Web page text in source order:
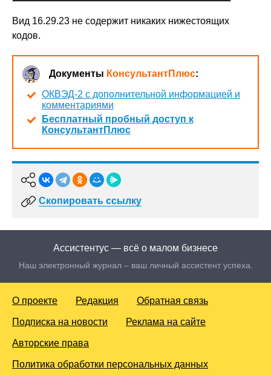
Вид 16.29.23 не содержит никаких нижестоящих
кодов.
Документы КонсультантПлюс:
ОКВЭД-2 с дополнительной информацией и
комментариями
Бесплатный пробный доступ к
КонсультантПлюс
Скопировать ссылку
Ассистентус — всё о малом бизнесе
Наш электронный журнал – ваш личный ассистент успеха.
О проекте Редакция Обратная связь
Подписка на новости Реклама на сайте
Авторские права
Политика обработки персональных данных